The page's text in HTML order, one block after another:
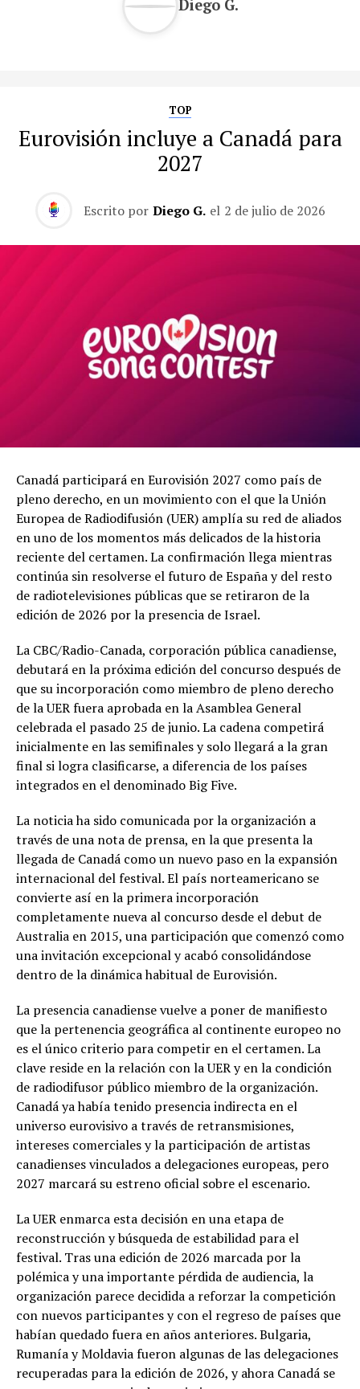
Diego G.
TOP
Eurovisión incluye a Canadá para
2027
Escrito por Diego G. el 2 de julio de 2026
Canadá participará en Eurovisión 2027 como país de
pleno derecho, en un movimiento con el que la Unión
Europea de Radiodifusión (UER) amplía su red de aliados
en uno de los momentos más delicados de la historia
reciente del certamen. La confirmación llega mientras
continúa sin resolverse el futuro de España y del resto
de radiotelevisiones públicas que se retiraron de la
edición de 2026 por la presencia de Israel.
La CBC/Radio-Canada, corporación pública canadiense,
debutará en la próxima edición del concurso después de
que su incorporación como miembro de pleno derecho
de la UER fuera aprobada en la Asamblea General
celebrada el pasado 25 de junio. La cadena competirá
inicialmente en las semifinales y solo llegará a la gran
final si logra clasificarse, a diferencia de los países
integrados en el denominado Big Five.
La noticia ha sido comunicada por la organización a
través de una nota de prensa, en la que presenta la
llegada de Canadá como un nuevo paso en la expansión
internacional del festival. El país norteamericano se
convierte así en la primera incorporación
completamente nueva al concurso desde el debut de
Australia en 2015, una participación que comenzó como
una invitación excepcional y acabó consolidándose
dentro de la dinámica habitual de Eurovisión.
La presencia canadiense vuelve a poner de manifiesto
que la pertenencia geográfica al continente europeo no
es el único criterio para competir en el certamen. La
clave reside en la relación con la UER y en la condición
de radiodifusor público miembro de la organización.
Canadá ya había tenido presencia indirecta en el
universo eurovisivo a través de retransmisiones,
intereses comerciales y la participación de artistas
canadienses vinculados a delegaciones europeas, pero
2027 marcará su estreno oficial sobre el escenario.
La UER enmarca esta decisión en una etapa de
reconstrucción y búsqueda de estabilidad para el
festival. Tras una edición de 2026 marcada por la
polémica y una importante pérdida de audiencia, la
organización parece decidida a reforzar la competición
con nuevos participantes y con el regreso de países que
habían quedado fuera en años anteriores. Bulgaria,
Rumanía y Moldavia fueron algunas de las delegaciones
recuperadas para la edición de 2026, y ahora Canadá se